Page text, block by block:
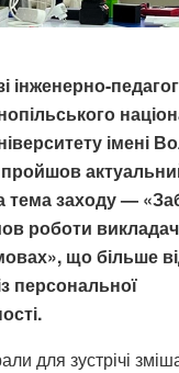
інженерно-
імені
тема заходу —
роботи
що більше
персональної
для зустрічі